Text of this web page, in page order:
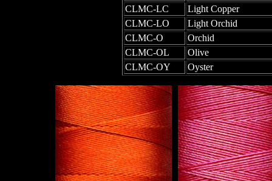
CLMC-LC
Light Copper
CLMC-LO
Light Orchid
CLMC-O
Orchid
CLMC-OL
Olive
CLMC-OY
Oyster